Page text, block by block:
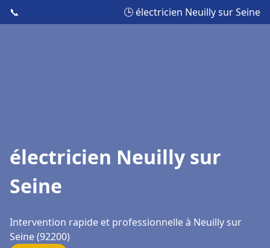
📞 🕒 électricien Neuilly sur Seine
électricien Neuilly sur
Seine
Intervention rapide et professionnelle à Neuilly sur
Seine (92200)